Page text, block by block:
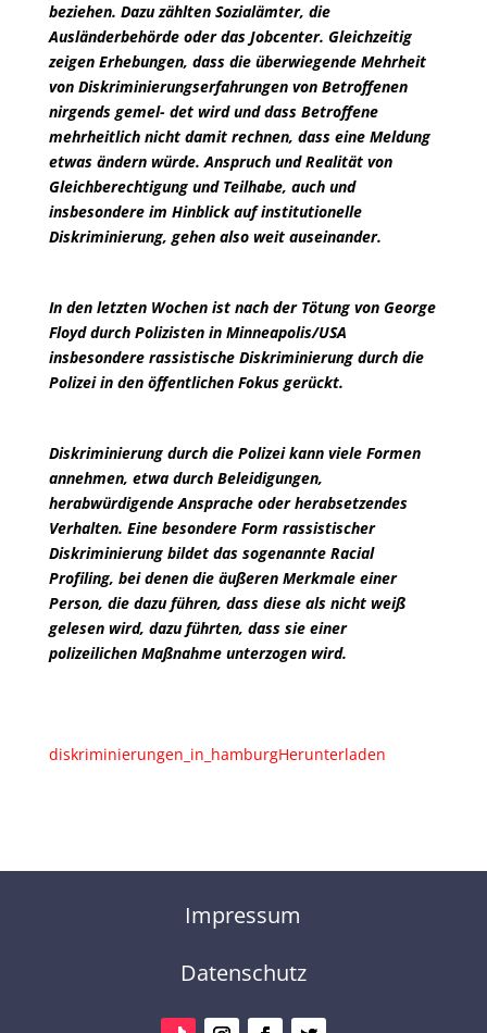
beziehen. Dazu zählten Sozialämter, die
Ausländerbehörde oder das Jobcenter. Gleichzeitig
zeigen Erhebungen, dass die überwiegende Mehrheit
von Diskriminierungserfahrungen von Betroffenen
nirgends gemel- det wird und dass Betroffene
mehrheitlich nicht damit rechnen, dass eine Meldung
etwas ändern würde. Anspruch und Realität von
Gleichberechtigung und Teilhabe, auch und
insbesondere im Hinblick auf institutionelle
Diskriminierung, gehen also weit auseinander.
In den letzten Wochen ist nach der Tötung von George
Floyd durch Polizisten in Minneapolis/USA
insbesondere rassistische Diskriminierung durch die
Polizei in den öffentlichen Fokus gerückt.
Diskriminierung durch die Polizei kann viele Formen
annehmen, etwa durch Beleidigungen,
herabwürdigende Ansprache oder herabsetzendes
Verhalten. Eine besondere Form rassistischer
Diskriminierung bildet das sogenannte Racial
Profiling, bei denen die äußeren Merkmale einer
Person, die dazu führen, dass diese als nicht weiß
gelesen wird, dazu führten, dass sie einer
polizeilichen Maßnahme unterzogen wird.
diskriminierungen_in_hamburgHerunterladen
Impressum
Datenschutz